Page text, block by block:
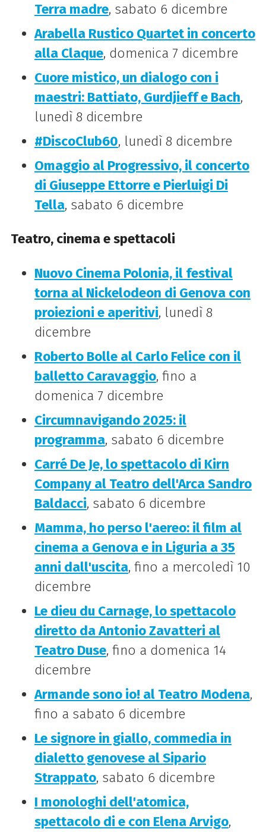
Terra madre, sabato 6 dicembre
Arabella Rustico Quartet in concerto
alla Claque, domenica 7 dicembre
Cuore mistico, un dialogo con i
maestri: Battiato, Gurdjieff e Bach,
lunedì 8 dicembre
#DiscoClub60, lunedì 8 dicembre
Omaggio al Progressivo, il concerto
di Giuseppe Ettorre e Pierluigi Di
Tella, sabato 6 dicembre
Teatro, cinema e spettacoli
Nuovo Cinema Polonia, il festival
torna al Nickelodeon di Genova con
proiezioni e aperitivi, lunedì 8
dicembre
Roberto Bolle al Carlo Felice con il
balletto Caravaggio, fino a
domenica 7 dicembre
Circumnavigando 2025: il
programma, sabato 6 dicembre
Carré De Je, lo spettacolo di Kirn
Company al Teatro dell'Arca Sandro
Baldacci, sabato 6 dicembre
Mamma, ho perso l'aereo: il film al
cinema a Genova e in Liguria a 35
anni dall'uscita, fino a mercoledì 10
dicembre
Le dieu du Carnage, lo spettacolo
diretto da Antonio Zavatteri al
Teatro Duse, fino a domenica 14
dicembre
Armande sono io! al Teatro Modena,
fino a sabato 6 dicembre
Le signore in giallo, commedia in
dialetto genovese al Sipario
Strappato, sabato 6 dicembre
I monologhi dell'atomica,
spettacolo di e con Elena Arvigo,